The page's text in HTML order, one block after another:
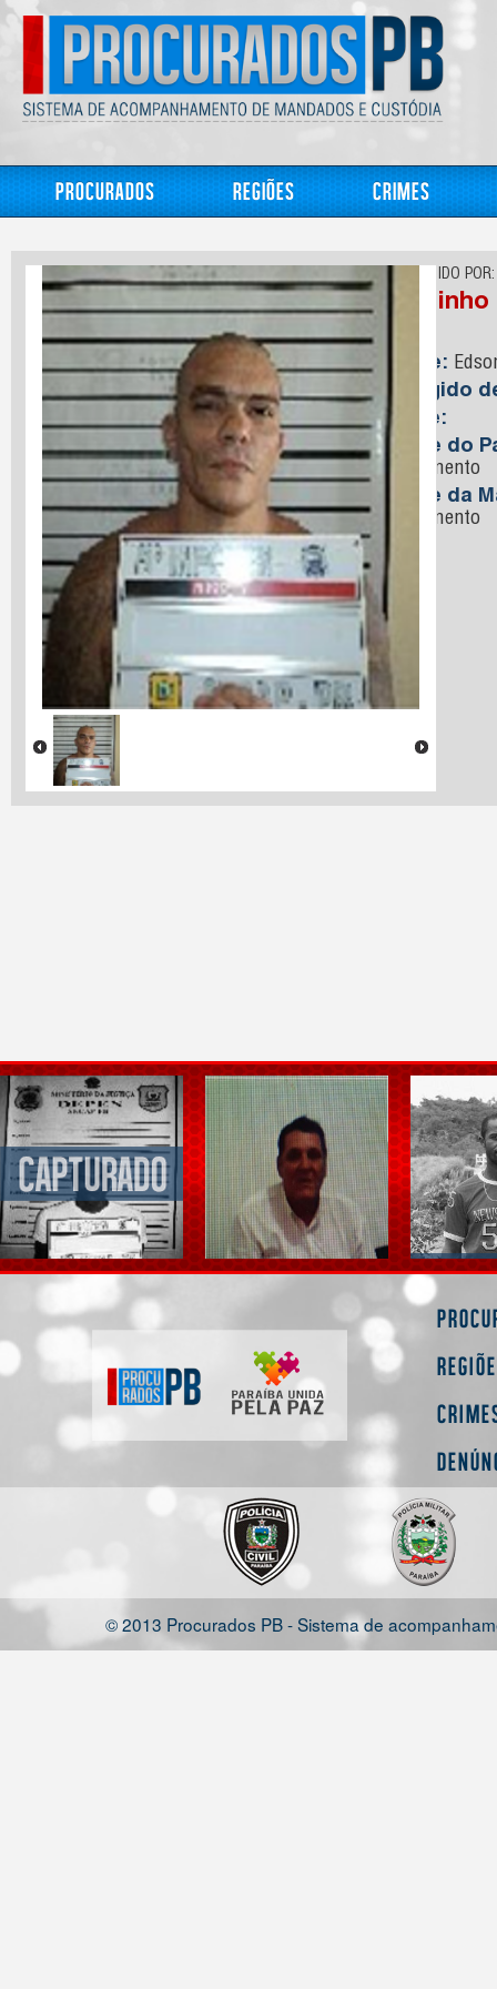
Procurados Regiões Crimes
CONHECIDO POR:
Nome:
Foragido
Idade:
Nome do
Nascimento
Nome da
Nascimento
© 2013 Procurados PB - Sistema de